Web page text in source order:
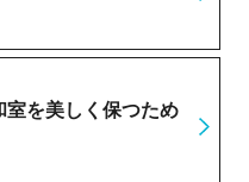
を美しく保つため